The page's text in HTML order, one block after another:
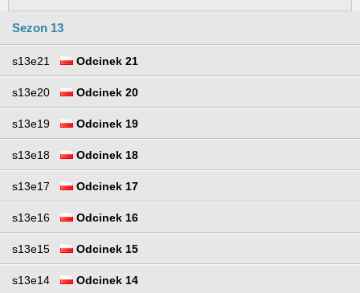
Sezon 13
s13e21 Odcinek 21
s13e20 Odcinek 20
s13e19 Odcinek 19
s13e18 Odcinek 18
s13e17 Odcinek 17
s13e16 Odcinek 16
s13e15 Odcinek 15
s13e14 Odcinek 14